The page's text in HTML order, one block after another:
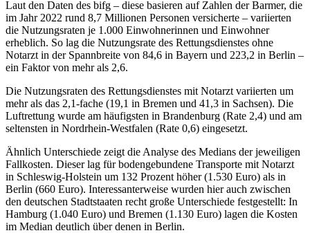
Laut den Daten des bifg – diese basieren auf Zahlen der Barmer, die
im Jahr 2022 rund 8,7 Millionen Personen versicherte – variierten
die Nutzungsraten je 1.000 Einwohnerinnen und Einwohner
erheblich. So lag die Nutzungsrate des Rettungsdienstes ohne
Notarzt in der Spannbreite von 84,6 in Bayern und 223,2 in Berlin –
ein Faktor von mehr als 2,6.
Die Nutzungsraten des Rettungsdienstes mit Notarzt variierten um
mehr als das 2,1-fache (19,1 in Bremen und 41,3 in Sachsen). Die
Luftrettung wurde am häufigsten in Brandenburg (Rate 2,4) und am
seltensten in Nordrhein-Westfalen (Rate 0,6) eingesetzt.
Ähnlich Unterschiede zeigt die Analyse des Medians der jeweiligen
Fallkosten. Dieser lag für bodengebundene Transporte mit Notarzt
in Schleswig-Holstein um 132 Prozent höher (1.530 Euro) als in
Berlin (660 Euro). Interessanterweise wurden hier auch zwischen
den deutschen Stadtstaaten recht große Unterschiede festgestellt: In
Hamburg (1.040 Euro) und Bremen (1.130 Euro) lagen die Kosten
im Median deutlich über denen in Berlin.